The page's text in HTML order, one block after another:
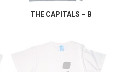
THE CAPITALS – B